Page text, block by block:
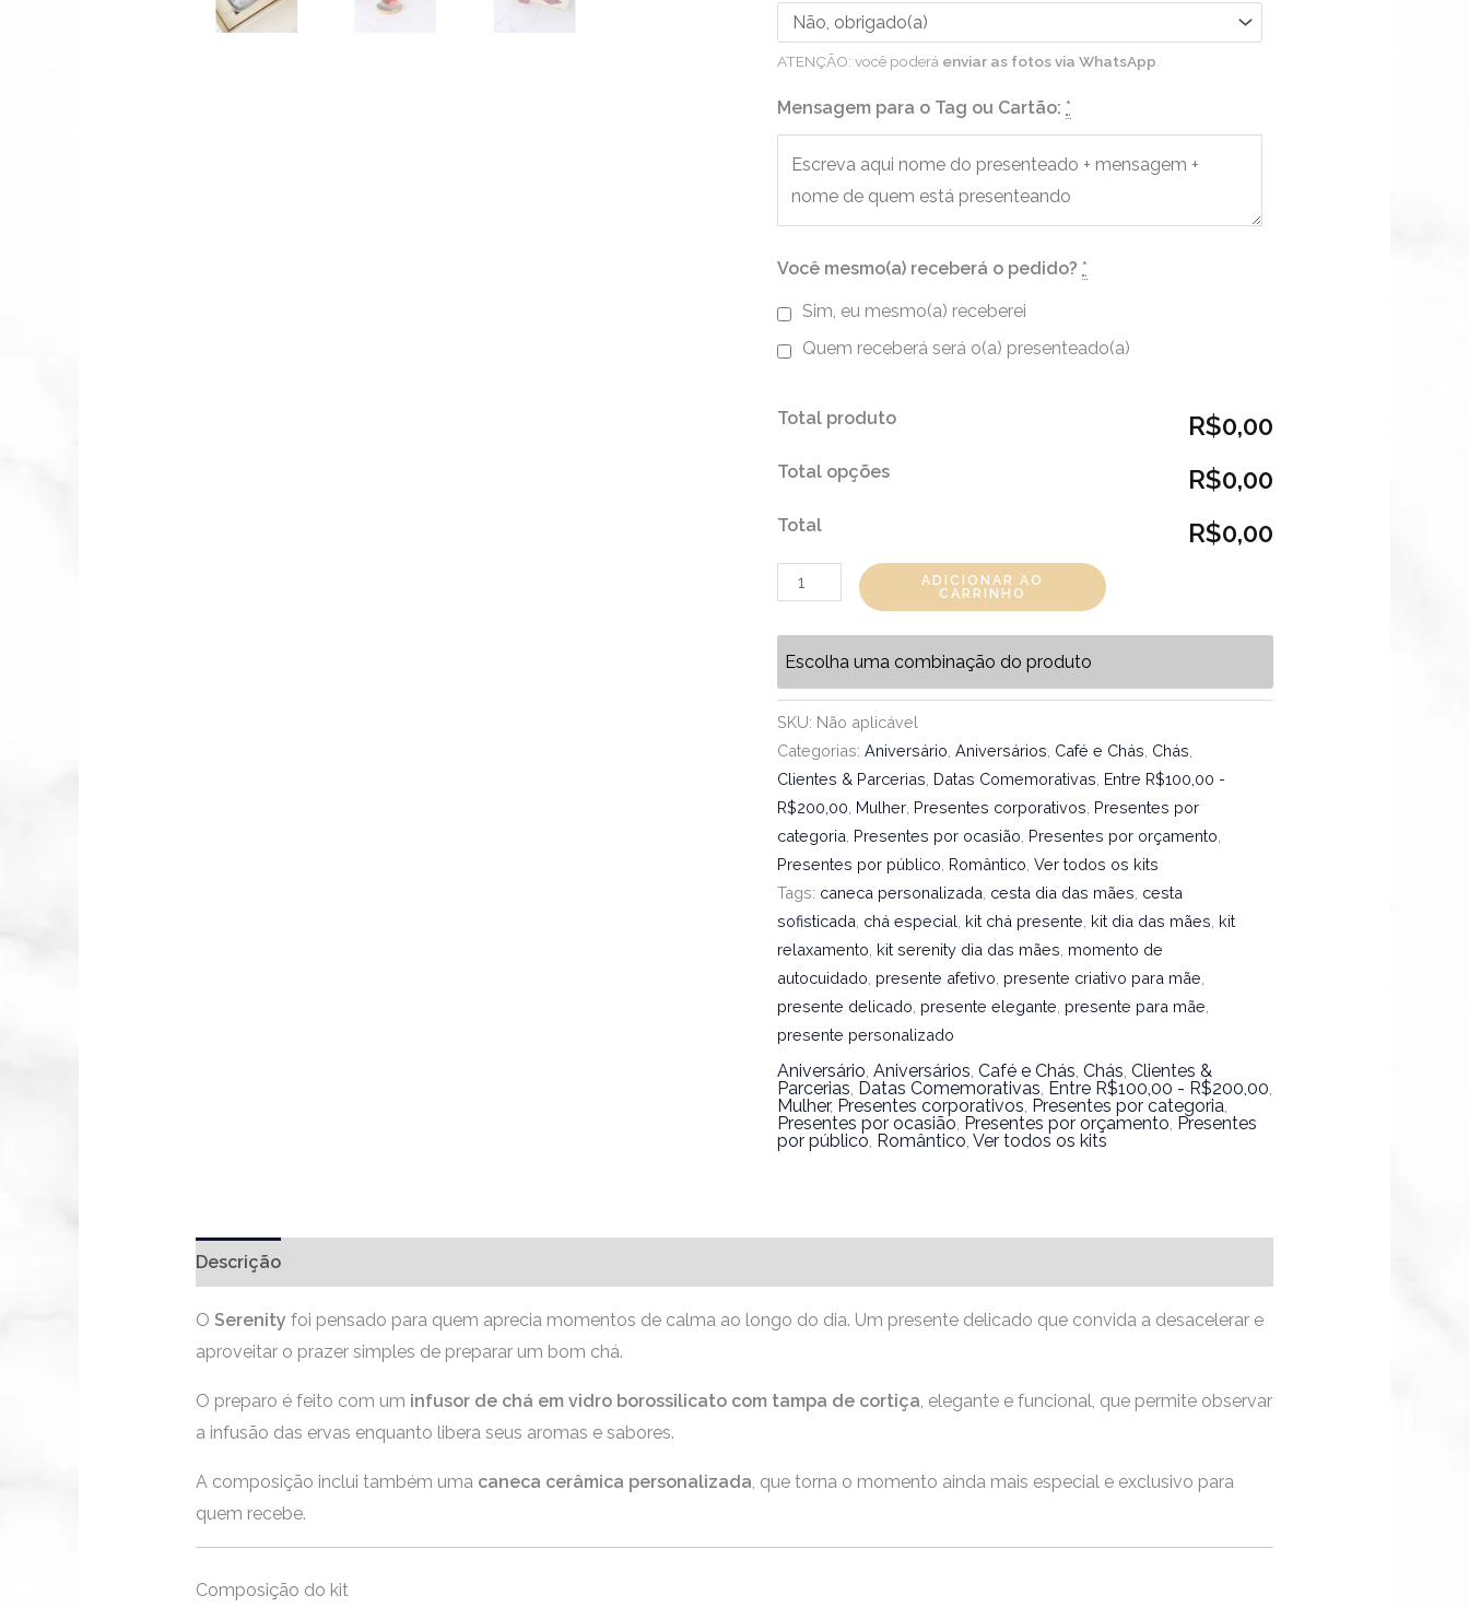
ATENÇÃO: você poderá enviar as fotos via WhatsApp.
Mensagem para o Tag ou Cartão: *
Você mesmo(a) receberá o pedido? *
Sim, eu mesmo(a) receberei
Quem receberá será o(a) presenteado(a)
Total produto R$0,00
Total opções R$0,00
Total R$0,00
ADICIONAR AO
CARRINHO
Escolha uma combinação do produto
SKU: Não aplicável
Categorias:Aniversário ,Aniversários Café e Chás Chás
Clientes & Parcerias Datas Comemorativas Entre R$100,00 -
R$200,00 Mulher Presentes corporativos Presentes por
categoria Presentes por ocasião Presentes por orçamento
Presentes por público Romântico ,Ver todos os kits
Tags: caneca personalizada cesta dia das mães cesta
sofisticada chá especial kit chá presente kit dia das mães kit
relaxamento kit serenity dia das mães momento de
autocuidado presente afetivo presente criativo para mãe
presente delicado presente elegante presente para mãe
presente personalizado
Aniversário ,Aniversários ,Café e Chás ,Chás ,Clientes &
Parcerias Datas Comemorativas Entre R$100,00 - R$200,00
Mulher, Presentes corporativos Presentes por categoria
Presentes por ocasião Presentes por orçamento Presentes
por público Romântico ,Ver todos os kits
Descrição
O Serenity foi pensado para quem aprecia momentos de calma ao longo do dia. Um presente delicado que convida a desacelerar e
aproveitar o prazer simples de preparar um bom chá.
O preparo é feito com um infusor de chá em vidro borossilicato com tampa de cortiça , elegante e funcional, que permite observar
a infusão das ervas enquanto libera seus aromas e sabores.
A composição inclui também uma caneca cerâmica personalizada , que torna o momento ainda mais especial e exclusivo para
quem recebe.
Composição do kit